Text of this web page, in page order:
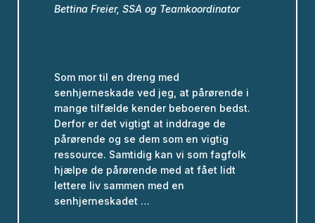
Bettina Freier, SSA og Teamkoordinator
Som mor til en dreng med
senhjerneskade ved jeg, at pårørende i
mange tilfælde kender beboeren bedst.
Derfor er det vigtigt at inddrage de
pårørende og se dem som en vigtig
ressource. Samtidig kan vi som fagfolk
hjælpe de pårørende med at fået lidt
lettere liv sammen med en
senhjerneskadet …